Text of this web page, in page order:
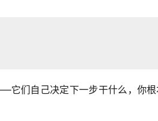
它们自己决定下一步干什么，你根